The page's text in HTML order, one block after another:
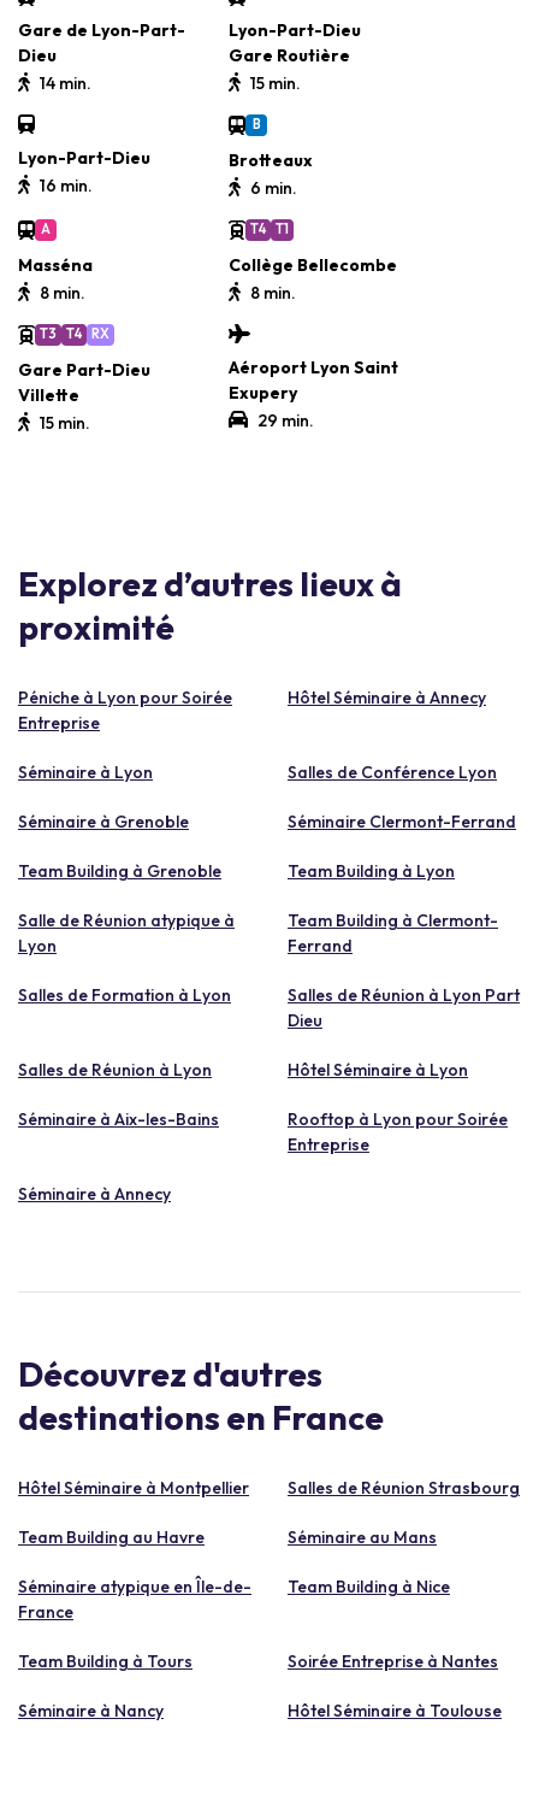
Gare de Lyon-Part-
Dieu
14 min.
Lyon-Part-Dieu
Gare Routière
15 min.
Lyon-Part-Dieu
16 min.
B
Brotteaux
6 min.
A
Masséna
8 min.
T4 T1
Collège Bellecombe
8 min.
T3 T4 RX
Gare Part-Dieu
Villette
15 min.
Aéroport Lyon Saint
Exupery
29 min.
Explorez d’autres lieux à
proximité
Péniche à Lyon pour Soirée
Entreprise
Hôtel Séminaire à Annecy
Séminaire à Lyon Salles de Conférence Lyon
Séminaire à Grenoble Séminaire Clermont-Ferrand
Team Building à Grenoble Team Building à Lyon
Salle de Réunion atypique à
Lyon
Team Building à Clermont-
Ferrand
Salles de Formation à Lyon
Salles de Réunion à Lyon Part
Dieu
Salles de Réunion à Lyon Hôtel Séminaire à Lyon
Séminaire à Aix-les-Bains
Rooftop à Lyon pour Soirée
Entreprise
Séminaire à Annecy
Découvrez d'autres
destinations en France
Hôtel Séminaire à Montpellier Salles de Réunion Strasbourg
Team Building au Havre Séminaire au Mans
Séminaire atypique en Île-de-
France
Team Building à Nice
Team Building à Tours Soirée Entreprise à Nantes
Séminaire à Nancy Hôtel Séminaire à Toulouse